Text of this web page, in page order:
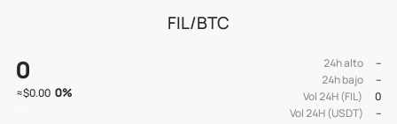
FIL/BTC
0
≈$0.00 0%
24h alto
--
24h bajo
--
Vol 24H (FIL)
0
Vol 24H (USDT)
--